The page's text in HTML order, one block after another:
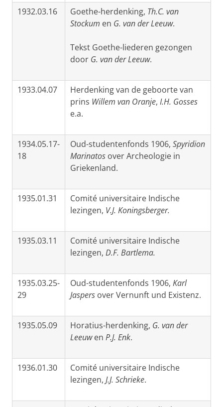
1932.03.16 Goethe-herdenking, Th.C. van
Stockum en G. van der Leeuw.
Tekst Goethe-liederen gezongen
door G. van der Leeuw.
1933.04.07
Herdenking van de geboorte van
prins Willem van Oranje, I.H. Gosses
e.a.
1934.05.17-
18
Oud-studentenfonds 1906, Spyridion
Marinatos over Archeologie in
Griekenland.
1935.01.31
Comité universitaire Indische
lezingen, V.J. Koningsberger.
1935.03.11
Comité universitaire Indische
lezingen, D.F. Bartlema.
1935.03.25-
29
Oud-studentenfonds 1906, Karl
Jaspers over Vernunft und Existenz.
1935.05.09 Horatius-herdenking, G. van der
Leeuwen P.J. Enk.
1936.01.30
Comité universitaire Indische
lezingen, J.J. Schrieke.